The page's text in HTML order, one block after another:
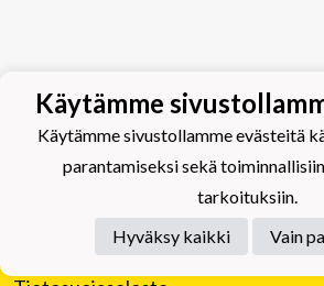
Käytämme
Käytämme sivustollamme evästeitä
parantamiseksi sekä
tarkoituksiin.
Hyväksy kaikki
Vain